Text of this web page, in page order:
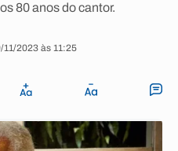
80 anos do cantor.
2023 às 11:25